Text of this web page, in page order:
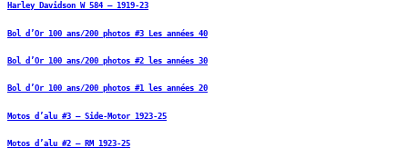
Harley Davidson W 584 – 1919-23
Bol d’Or 100 ans/200 photos #3 Les années 40
Bol d’Or 100 ans/200 photos #2 les années 30
Bol d’Or 100 ans/200 photos #1 les années 20
Motos d’alu #3 – Side-Motor 1923-25
Motos d’alu #2 – RM 1923-25